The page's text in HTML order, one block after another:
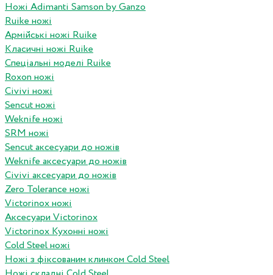
Ножі Adimanti Samson by Ganzo
Ruike ножі
Армійські ножі Ruike
Класичні ножі Ruike
Спеціальні моделі Ruike
Roxon ножi
Civivi ножі
Sencut ножі
Weknife ножі
SRM ножі
Sencut аксесуари до ножів
Weknife аксесуари до ножів
Civivi аксесуари до ножів
Zero Tolerance ножі
Victorinox ножі
Аксесуари Victorinox
Victorinox Кухонні ножі
Cold Steel ножі
Ножі з фіксованим клинком Cold Steel